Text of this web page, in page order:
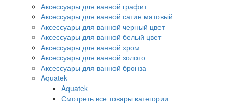
Аксессуары для ванной графит
Аксессуары для ванной сатин матовый
Аксессуары для ванной черный цвет
Аксессуары для ванной белый цвет
Аксессуары для ванной хром
Аксессуары для ванной золото
Аксессуары для ванной бронза
Aquatek
Aquatek
Смотреть все товары категории